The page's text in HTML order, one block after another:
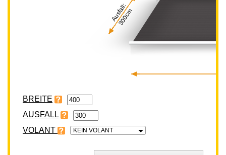
Ausfall:
300cm
BREITE
VOLANT KEIN VOLANT